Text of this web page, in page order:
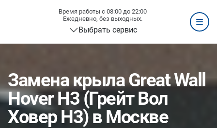
Время работы с 08:00 до 22:00
Ежедневно, без выходных.
Выбрать сервис
Замена крыла Great Wall
Hover H3 (Грейт Вол
Ховер H3) в Москве